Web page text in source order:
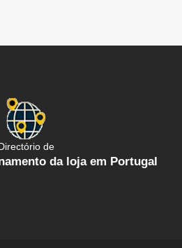
de
da loja em Portugal